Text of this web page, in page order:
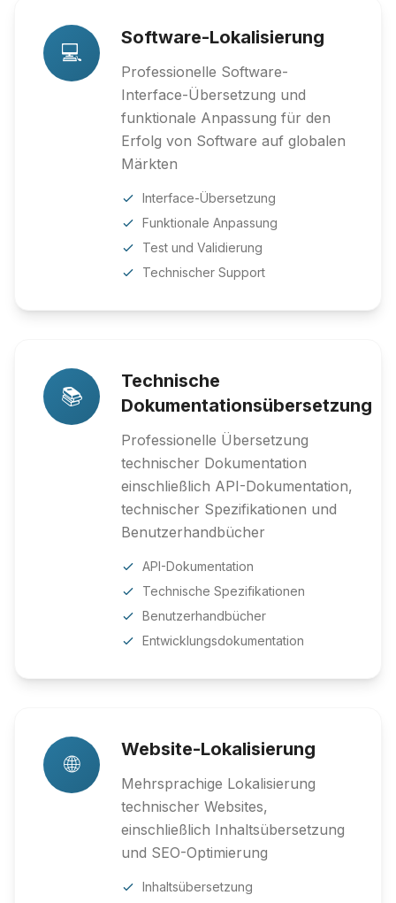
💻
Software-Lokalisierung
Professionelle Software-
Interface-Übersetzung und
funktionale Anpassung für den
Erfolg von Software auf globalen
Märkten
Interface-Übersetzung
Funktionale Anpassung
Test und Validierung
Technischer Support
📚
Technische
Dokumentationsübersetzung
Professionelle Übersetzung
technischer Dokumentation
einschließlich API-Dokumentation,
technischer Spezifikationen und
Benutzerhandbücher
API-Dokumentation
Technische Spezifikationen
Benutzerhandbücher
Entwicklungsdokumentation
🌐
Website-Lokalisierung
Mehrsprachige Lokalisierung
technischer Websites,
einschließlich Inhaltsübersetzung
und SEO-Optimierung
Inhaltsübersetzung